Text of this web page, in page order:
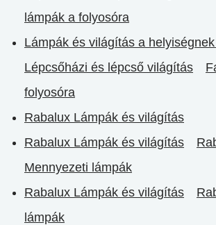
lámpák a folyosóra
Lámpák és világítás a
Lépcsőházi és lépcső világítás
folyosóra
Rabalux Lámpák és világítás
Rabalux Lámpák és világítás
Mennyezeti lámpák
Rabalux Lámpák és világítás
lámpák